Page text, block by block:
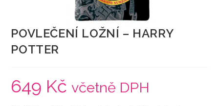
POVLEČENÍ LOŽNÍ – HARRY
POTTER
649 Kč včetně DPH